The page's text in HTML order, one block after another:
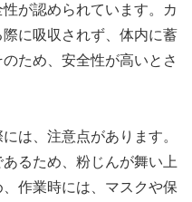
が認められています。カ
に吸収されず、体内に蓄
ため、安全性が高いとさ
は、注意点があります。
るため、粉じんが舞い上
作業時には、マスクや保